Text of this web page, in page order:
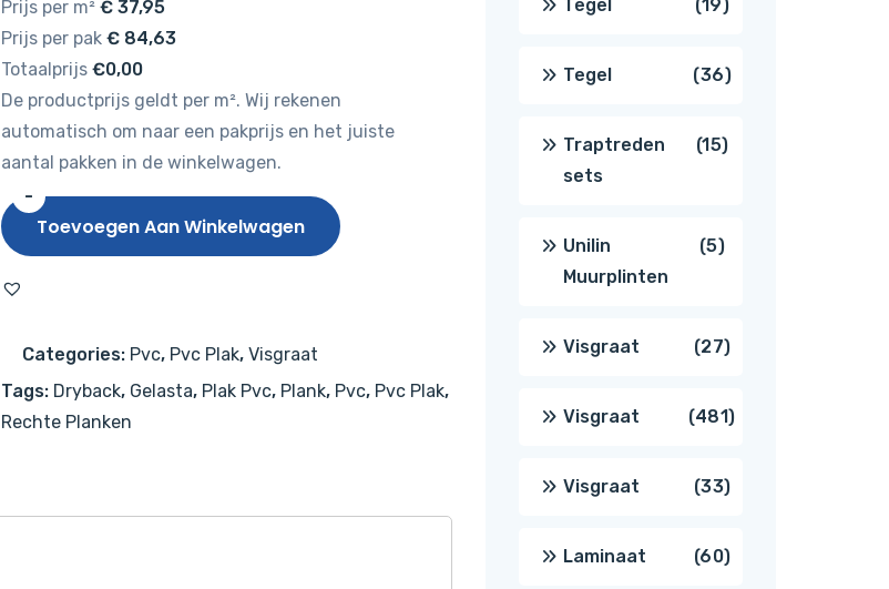
Prijs per m² €37,95
Prijs per pak €84,63
Totaalprijs €0,00
De productprijs geldt per m². Wij rekenen
automatisch om naar een pakprijs en het juiste
aantal pakken in de winkelwagen.
-
Gelasta
Artline
Premium
Beige
aantal
Toevoegen Aan Winkelwagen
Categories: Pvc, Pvc Plak, Visgraat
Tags: Dryback, Gelasta, Plak Pvc, Plank, Pvc, Pvc Plak,
Rechte Planken
Tegel 19
producten
Tegel 3636
producten
Traptreden
sets
1515
Unilin
Muurplinten
55
Visgraat 2727
producten
Visgraat 481481
Visgraat 3333
producten
Laminaat 6060